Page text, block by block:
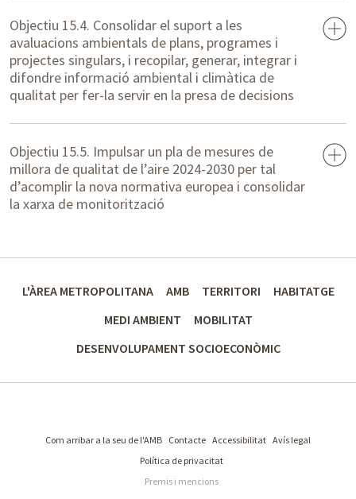
Objectiu 15.4. Consolidar el suport a les
avaluacions ambientals de plans, programes i
projectes singulars, i recopilar, generar, integrar i
difondre informació ambiental i climàtica de
qualitat per fer-la servir en la presa de decisions
Objectiu 15.5. Impulsar un pla de mesures de
millora de qualitat de l’aire 2024-2030 per tal
d’acomplir la nova normativa europea i consolidar
la xarxa de monitorització
L'ÀREA METROPOLITANA AMB TERRITORI
HABITATGE
MEDI AMBIENT
MOBILITAT
DESENVOLUPAMENT SOCIOECONÒMIC
Com arribar a la seu de l'AMB Contacte Accessibilitat Avís legal
Política de privacitat
Premis i mencions